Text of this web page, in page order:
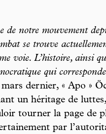
de notre mouvement
se trouve
voie. L’histoire, ainsi
qui
dernier, « Apo »
un héritage de
tourner la page de
par